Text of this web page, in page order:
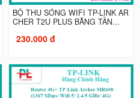
BỘ THU SÓNG WIFI TP-LINK AR
CHER T2U PLUS BĂNG TẦN...
230.000 đ